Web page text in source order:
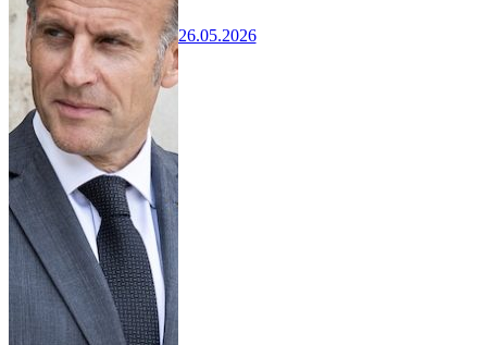
26.05.2026